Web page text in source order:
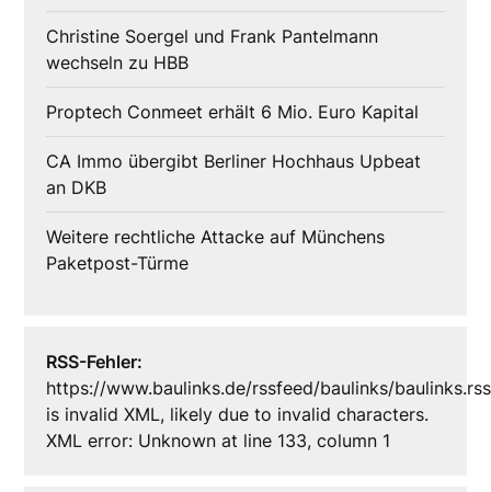
Christine Soergel und Frank Pantelmann
wechseln zu HBB
Proptech Conmeet erhält 6 Mio. Euro Kapital
CA Immo übergibt Berliner Hochhaus Upbeat
an DKB
Weitere rechtliche Attacke auf Münchens
Paketpost-Türme
RSS-Fehler:
https://www.baulinks.de/rssfeed/baulinks/baulinks.rss
is invalid XML, likely due to invalid characters.
XML error: Unknown at line 133, column 1